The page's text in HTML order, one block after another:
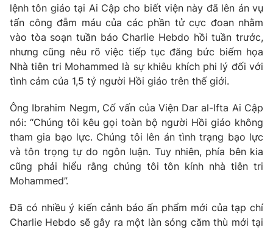
Liên hệ tòa soạn English
THỜI BÁO VTV
Theo dõi báo trên
Cơ quan chủ quản:
Giấy phép hoạt động báo in và báo điện tử số 483/GP-BTTTT
cấp ngày 29/12/2023
lệnh tôn giáo tại Ai Cập cho biết viện này đã lên án vụ
tấn công đẫm máu của các phần tử cực đoan nhằm
vào tòa soạn tuần báo Charlie Hebdo hồi tuần trước,
nhưng cũng nêu rõ việc tiếp tục đăng bức biếm họa
Nhà tiên tri Mohammed là sự khiêu khích phi lý đối với
tình cảm của 1,5 tỷ người Hồi giáo trên thế giới.
Ông Ibrahim Negm, Cố vấn của Viện Dar al-Ifta Ai Cập
nói: “Chúng tôi kêu gọi toàn bộ người Hồi giáo không
tham gia bạo lực. Chúng tôi lên án tình trạng bạo lực
và tôn trọng tự do ngôn luận. Tuy nhiên, phía bên kia
cũng phải hiểu rằng chúng tôi tôn kính nhà tiên tri
Mohammed”.
Đã có nhiều ý kiến cảnh báo ấn phẩm mới của tạp chí
Charlie Hebdo sẽ gây ra một làn sóng căm thù mới tại